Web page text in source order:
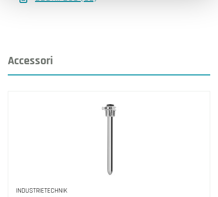
Accessori
INDUSTRIETECHNIK